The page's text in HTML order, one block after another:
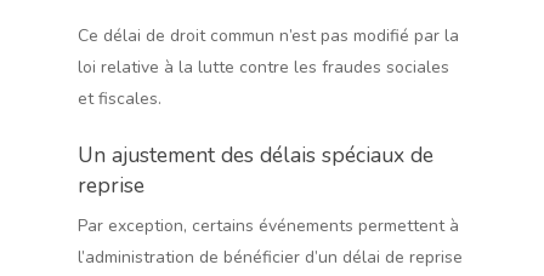
Ce délai de droit commun n’est pas modifié par la
loi relative à la lutte contre les fraudes sociales
et fiscales.
Un ajustement des délais spéciaux de
reprise
Par exception, certains événements permettent à
l’administration de bénéficier d’un délai de reprise